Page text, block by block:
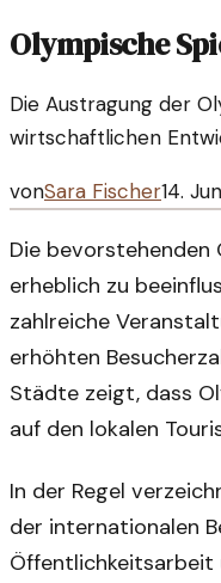
Olympische
Die Austragung der
wirtschaftlichen
vonSara Fischer14.
Die bevorstehenden
erheblich zu
zahlreiche
erhöhten
Städte zeigt, dass
auf den lokalen
In der Regel
der internationalen
Öffentlichkeitsarbeit